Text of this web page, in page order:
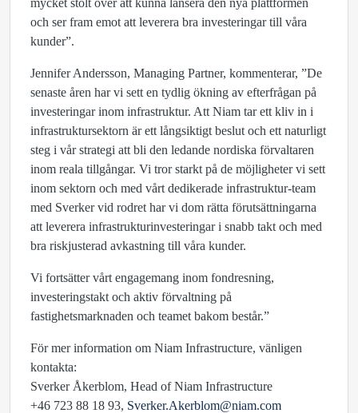
mycket stolt över att kunna lansera den nya plattformen
och ser fram emot att leverera bra investeringar till våra
kunder”.
Jennifer Andersson, Managing Partner, kommenterar, ”De
senaste åren har vi sett en tydlig ökning av efterfrågan på
investeringar inom infrastruktur. Att Niam tar ett kliv in i
infrastruktursektorn är ett långsiktigt beslut och ett naturligt
steg i vår strategi att bli den ledande nordiska förvaltaren
inom reala tillgångar. Vi tror starkt på de möjligheter vi sett
inom sektorn och med vårt dedikerade infrastruktur-team
med Sverker vid rodret har vi dom rätta förutsättningarna
att leverera infrastrukturinvesteringar i snabb takt och med
bra riskjusterad avkastning till våra kunder.
Vi fortsätter vårt engagemang inom fondresning,
investeringstakt och aktiv förvaltning på
fastighetsmarknaden och teamet bakom består.”
För mer information om Niam Infrastructure, vänligen
kontakta:
Sverker Åkerblom, Head of Niam Infrastructure
+46 723 88 18 93, Sverker.Akerblom@niam.com